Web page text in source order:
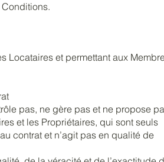
Locataires et permettant aux
pas, ne gère pas et ne propose
et les Propriétaires, qui sont seuls
contrat et n’agit pas en qualité de